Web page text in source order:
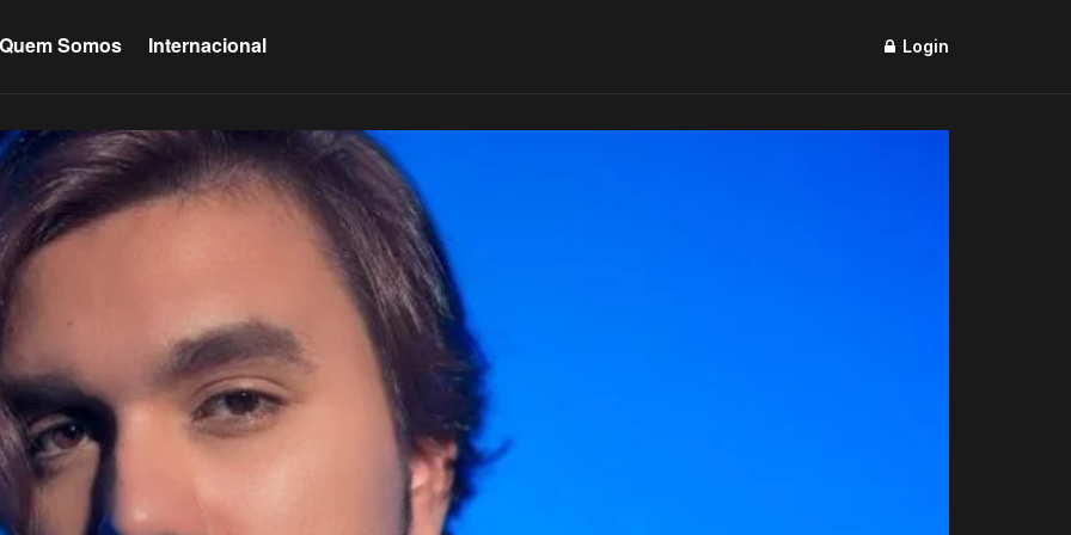
Quem Somos Internacional Login